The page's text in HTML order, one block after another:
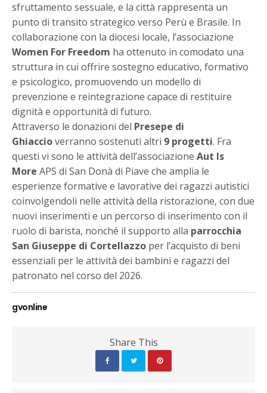
sfruttamento sessuale, e la città rappresenta un
punto di transito strategico verso Perù e Brasile. In
collaborazione con la diocesi locale, l’associazione
Women For Freedom ha ottenuto in comodato una
struttura in cui offrire sostegno educativo, formativo
e psicologico, promuovendo un modello di
prevenzione e reintegrazione capace di restituire
dignità e opportunità di futuro.
Attraverso le donazioni del Presepe di
Ghiaccioverranno sostenuti altri 9 progetti. Fra
questi vi sono le attività dell’associazione Aut Is
More APS di San Donà di Piave che amplia le
esperienze formative e lavorative dei ragazzi autistici
coinvolgendoli nelle attività della ristorazione, con due
nuovi inserimenti e un percorso di inserimento con il
ruolo di barista, nonché il supporto alla parrocchia
San Giuseppe di Cortellazzo per l’acquisto di beni
essenziali per le attività dei bambini e ragazzi del
patronato nel corso del 2026.
gvonline
Share This